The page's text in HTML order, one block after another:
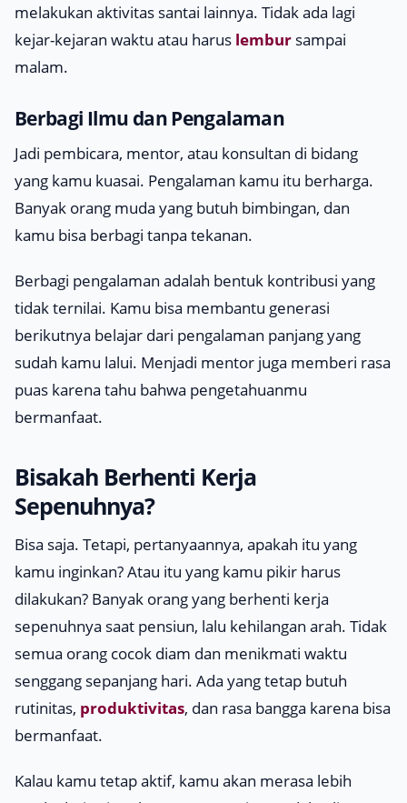
melakukan aktivitas santai lainnya. Tidak ada lagi
kejar-kejaran waktu atau harus lembur sampai
malam.
Berbagi Ilmu dan Pengalaman
Jadi pembicara, mentor, atau konsultan di bidang
yang kamu kuasai. Pengalaman kamu itu berharga.
Banyak orang muda yang butuh bimbingan, dan
kamu bisa berbagi tanpa tekanan.
Berbagi pengalaman adalah bentuk kontribusi yang
tidak ternilai. Kamu bisa membantu generasi
berikutnya belajar dari pengalaman panjang yang
sudah kamu lalui. Menjadi mentor juga memberi rasa
puas karena tahu bahwa pengetahuanmu
bermanfaat.
Bisakah Berhenti Kerja
Sepenuhnya?
Bisa saja. Tetapi, pertanyaannya, apakah itu yang
kamu inginkan? Atau itu yang kamu pikir harus
dilakukan? Banyak orang yang berhenti kerja
sepenuhnya saat pensiun, lalu kehilangan arah. Tidak
semua orang cocok diam dan menikmati waktu
senggang sepanjang hari. Ada yang tetap butuh
rutinitas, produktivitas, dan rasa bangga karena bisa
bermanfaat.
Kalau kamu tetap aktif, kamu akan merasa lebih